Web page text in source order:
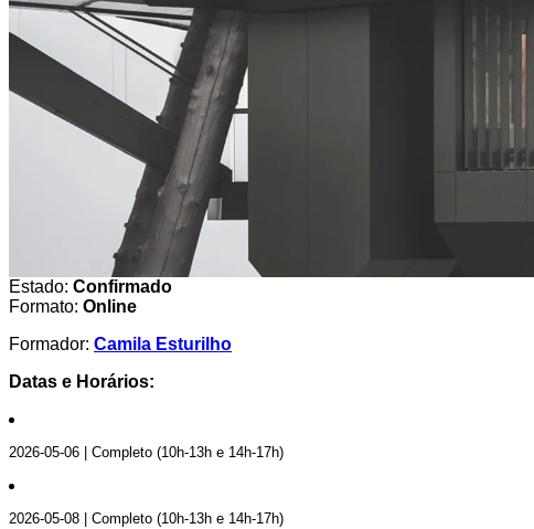
Estado: Confirmado
Formato: Online
Formador: Camila Esturilho
Datas e Horários:
2026-05-06 | Completo (10h-13h e 14h-17h)
2026-05-08 | Completo (10h-13h e 14h-17h)